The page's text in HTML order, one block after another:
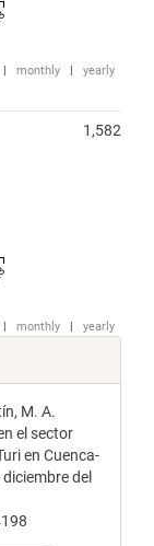
| monthly | yearly
1,582
| monthly | yearly
M. A.
el sector
en Cuenca-
del